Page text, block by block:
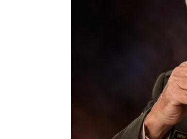
voleti baš onako kako su oduvek
Pored ljubavi, mnoge Rakove
dolazi, a problemi koji su ih mučili
Najvažnije od svega – Rakovi će
kroz period koji ih je pripremao za